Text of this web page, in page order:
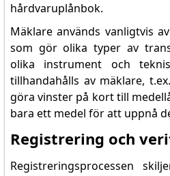
hårdvaruplånbok.
Mäklare används vanligtvis
som gör olika typer av
olika instrument och
tillhandahålls av mäklare,
göra vinster på kort till
bara ett medel för att uppnå
Registrering och
Registreringsprocessen